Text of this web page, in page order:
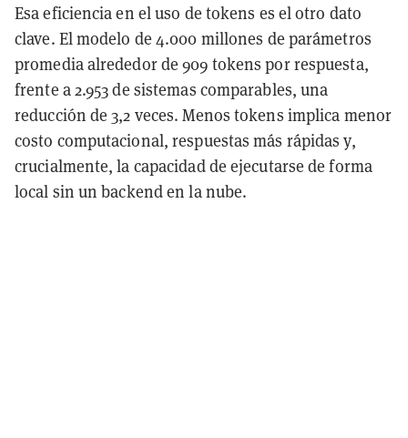
Esa eficiencia en el uso de tokens es el otro dato
clave. El modelo de 4.000 millones de parámetros
promedia alrededor de 909 tokens por respuesta,
frente a 2.953 de sistemas comparables, una
reducción de 3,2 veces. Menos tokens implica menor
costo computacional, respuestas más rápidas y,
crucialmente, la capacidad de ejecutarse de forma
local sin un backend en la nube.